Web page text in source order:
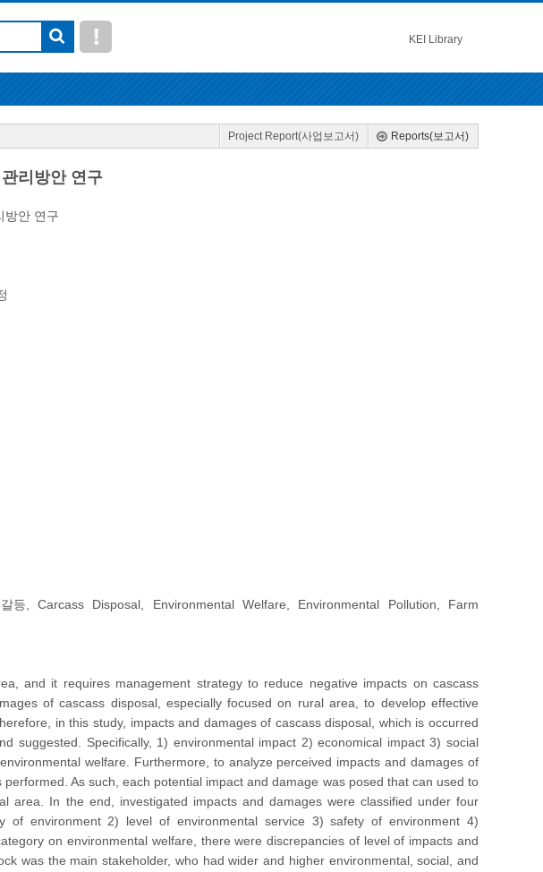
KEI Library
Project Report(사업보고서) Reports(보고서)
리방안 연구
방안 연구
등, Carcass Disposal, Environmental Welfare, Environmental Pollution, Farm
and it requires management strategy to reduce negative impacts on cascass
of cascass disposal, especially focused on rural area, to develop effective
in this study, impacts and damages of cascass disposal, which is occurred
suggested. Specifically, 1) environmental impact 2) economical impact 3) social
welfare. Furthermore, to analyze perceived impacts and damages of
As such, each potential impact and damage was posed that can used to
area. In the end, investigated impacts and damages were classified under four
of environment 2) level of environmental service 3) safety of environment 4)
on environmental welfare, there were discrepancies of level of impacts and
was the main stakeholder, who had wider and higher environmental, social, and